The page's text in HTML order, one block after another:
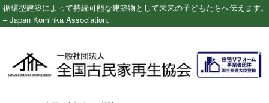
循環型建築によって持続可能な建築物として未来の子どもたちへ伝えます。
– Japan Kominka Association.